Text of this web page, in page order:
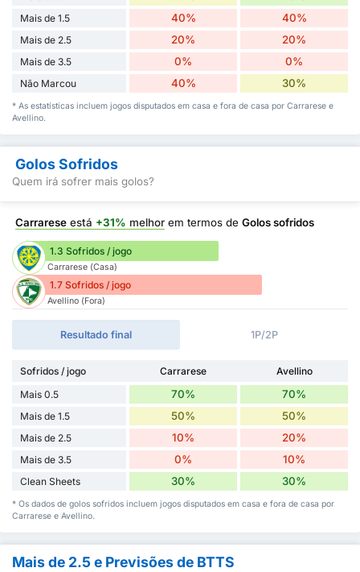
Mais de 1.5 40% 40%
Mais de 2.5 20% 20%
Mais de 3.5 0% 0%
Não Marcou 40% 30%
* As estatísticas incluem jogos disputados em casa e fora de casa por Carrarese e
Avellino.
Golos Sofridos
Quem irá sofrer mais golos?
Carrarese está +31% melhor em termos de Golos sofridos
1.3 Sofridos / jogo
Carrarese (Casa)
1.7 Sofridos / jogo
Avellino (Fora)
Resultado final 1P/2P
Sofridos / jogo Carrarese
Avellino
Mais 0.5
70% 70%
Mais de 1.5 50% 50%
Mais de 2.5 10% 20%
Mais de 3.5 0% 10%
Clean Sheets 30% 30%
* Os dados de golos sofridos incluem jogos disputados em casa e fora de casa por
Carrarese e Avellino.
Mais de 2.5 e Previsões de BTTS